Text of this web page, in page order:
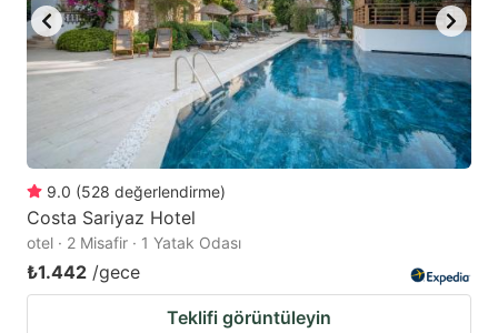
9.0 (528 değerlendirme)
Costa Sariyaz Hotel
otel · 2 Misafir · 1 Yatak Odası
₺1.442 /gece
Teklifi görüntüleyin